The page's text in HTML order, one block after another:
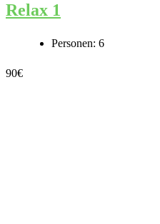
Relax 1
Personen: 6
90€